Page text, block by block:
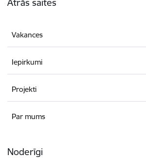
Vakances
Iepirkumi
Projekti
Par mums
Noderīgi